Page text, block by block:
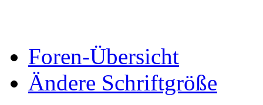
Foren-Übersicht
Ändere Schriftgröße